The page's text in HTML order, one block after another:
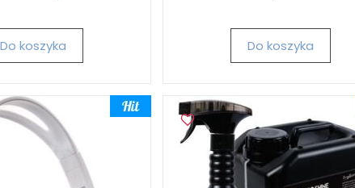
Do koszyka Do koszyka